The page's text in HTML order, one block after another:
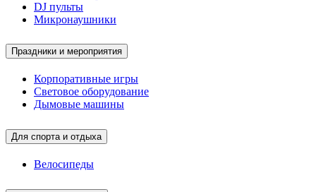
DJ пульты
Микронаушники
Праздники и мероприятия
Корпоративные игры
Световое оборудование
Дымовые машины
Для спорта и отдыха
Велосипеды